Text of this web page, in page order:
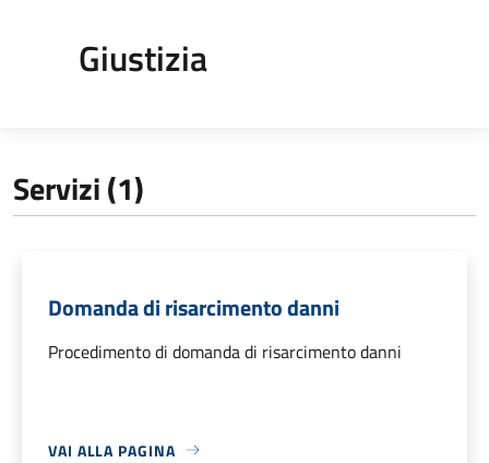
Giustizia
Servizi (1)
Domanda di risarcimento danni
Procedimento di domanda di risarcimento danni
VAI ALLA PAGINA